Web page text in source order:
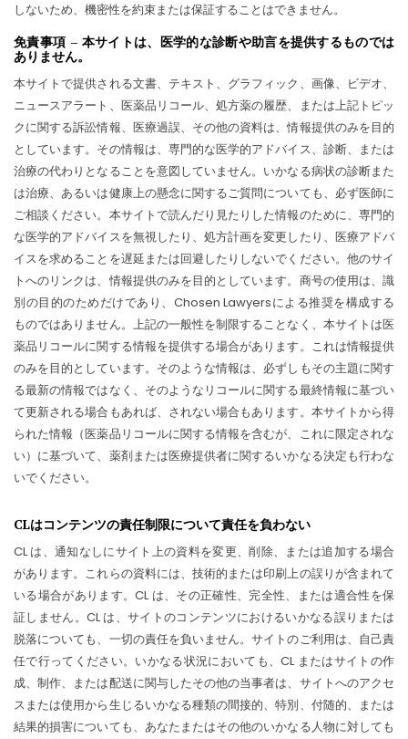
しないため、機密性を約束または保証することはできません。
免責事項 – 本サイトは、医学的な診断や助言を提供するものでは
ありません。
本サイトで提供される文書、テキスト、グラフィック、画像、ビデオ、
ニュースアラート、医薬品リコール、処方薬の履歴、または上記トピッ
クに関する訴訟情報、医療過誤、その他の資料は、情報提供のみを目的
としています。その情報は、専門的な医学的アドバイス、診断、または
治療の代わりとなることを意図していません。いかなる病状の診断また
は治療、あるいは健康上の懸念に関するご質問についても、必ず医師に
ご相談ください。本サイトで読んだり見たりした情報のために、専門的
な医学的アドバイスを無視したり、処方計画を変更したり、医療アドバ
イスを求めることを遅延または回避したりしないでください。他のサイ
トへのリンクは、情報提供のみを目的としています。商号の使用は、識
別の目的のためだけであり、Chosen Lawyersによる推奨を構成する
ものではありません。上記の一般性を制限することなく、本サイトは医
薬品リコールに関する情報を提供する場合があります。これは情報提供
のみを目的としています。そのような情報は、必ずしもその主題に関す
る最新の情報ではなく、そのようなリコールに関する最終情報に基づい
て更新される場合もあれば、されない場合もあります。本サイトから得
られた情報（医薬品リコールに関する情報を含むが、これに限定されな
い）に基づいて、薬剤または医療提供者に関するいかなる決定も行わな
いでください。
CLはコンテンツの責任制限について責任を負わない
CL は、通知なしにサイト上の資料を変更、削除、または追加する場合
があります。これらの資料には、技術的または印刷上の誤りが含まれて
いる場合があります。CL は、その正確性、完全性、または適合性を保
証しません。CL は、サイトのコンテンツにおけるいかなる誤りまたは
脱落についても、一切の責任を負いません。サイトのご利用は、自己責
任で行ってください。いかなる状況においても、CL またはサイトの作
成、制作、または配送に関与したその他の当事者は、サイトへのアクセ
スまたは使用から生じるいかなる種類の間接的、特別、付随的、または
結果的損害についても、あなたまたはその他のいかなる人物に対しても